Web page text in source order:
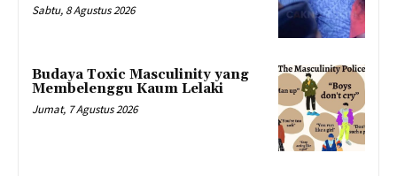
Sabtu, 8 Agustus 2026
Budaya Toxic Masculinity yang
Membelenggu Kaum Lelaki
Jumat, 7 Agustus 2026